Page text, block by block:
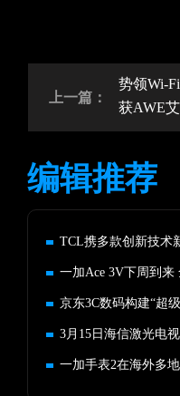
上一篇：
势领Wi-
获AWE
编辑推荐
一加Ace 3V下周到
京东3C数码构建“超